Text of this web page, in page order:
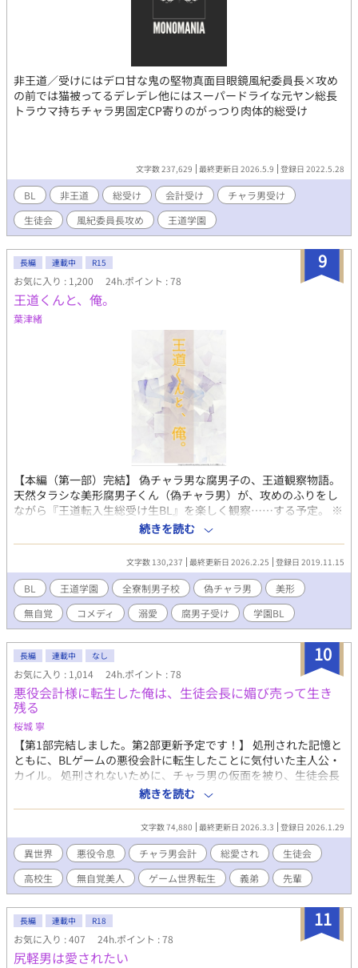
非王道／受けにはデロ甘な鬼の堅物真面目眼鏡風紀委員長×攻め
の前では猫被ってるデレデレ他にはスーパードライな元ヤン総長
トラウマ持ちチャラ男固定CP寄りのがっつり肉体的総受け
文字数 237,629 最終更新日 2026.5.9 登録日 2022.5.28
BL 非王道 総受け 会計受け
チャラ男受け
生徒会
風紀委員長攻め 王道学園
9
長編 連載中 R15
お気に入り : 1,200 24h.ポイント : 78
王道くんと、俺。
葉津緒
【本編（第一部）完結】 偽チャラ男な腐男子の、王道観察物語。
天然タラシな美形腐男子くん（偽チャラ男）が、攻めのふりをし
ながら『王道転入生総受け生BL』を楽しく観察……する予定。 ※
あくまでも本人の願望です。 現実では無自覚に周囲を翻弄♪ 幼な
じみの親衛隊隊長と共に男子校（腐妄想）生活を満喫中。 ＢＬコ
メディ、一部シリアス 全寮制学園／王道／脇役／美形／腐男子／
偽チャラ男／親衛隊持ち／訳あり／攻め複数 start→2010（※旧
個人サイトにて） ※表紙はかんたん表紙メーカーさんです。
続きを読む
文字数 130,237 最終更新日 2026.2.25 登録日 2019.11.15
BL 王道学園 全寮制男子校 偽チャラ男
美形
無自覚
コメディ 溺愛 腐男子受け 学園BL
10
長編 連載中 なし
お気に入り : 1,014 24h.ポイント : 78
悪役会計様に転生した俺は、生徒会長に媚び売って生き
残る
桜城 寧
【第1部完結しました。第2部更新予定です！】 処刑された記憶と
ともに、BLゲームの悪役会計に転生したことに気付いた主人公・
カイル。 処刑されないために、チャラ男の仮面を被り、生徒会長
に媚びを売り、能力を駆使して必死に立ち回る。 だが、愛された
経験がない彼は、正しい人との距離感を知らない。 無意識の危う
い言動は、生徒会長や攻略対象、さらには本来関わらないはずの
人物たちまで惹きつけ、過剰な心配と執着、独占欲を向けられて
いく。 ——ただ生き残りたいだけなのに。 気づけば彼は、逃げ場
を失うほど深く、甘く囲われていた。 ＊カクヨム様でも同時掲載
中です。
続きを読む
文字数 74,880 最終更新日 2026.3.3 登録日 2026.1.29
異世界 悪役令息 チャラ男会計 総愛され
生徒会
高校生
無自覚美人 ゲーム世界転生 義弟 先輩
11
長編 連載中 R18
お気に入り : 407 24h.ポイント : 78
尻軽男は愛されたい